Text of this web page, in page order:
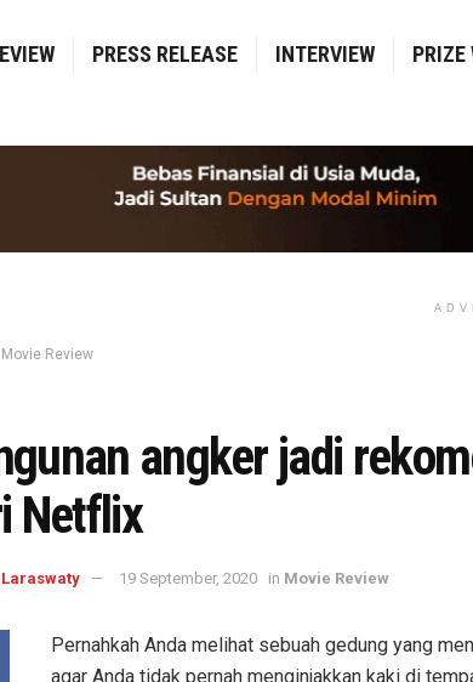
PRESS RELEASE INTERVIEW PRIZE
Movie Review
angker jadi
Netflix
19 September, 2020 in Movie Review
Pernahkah Anda melihat sebuah gedung yang
agar Anda tidak pernah menginjakkan kaki di